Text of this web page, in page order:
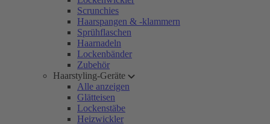
Scrunchies
Haarspangen & -klammern
Sprühflaschen
Haarnadeln
Lockenbänder
Zubehör
Haarstyling-Geräte
Alle anzeigen
Glätteisen
Lockenstäbe
Heizwickler